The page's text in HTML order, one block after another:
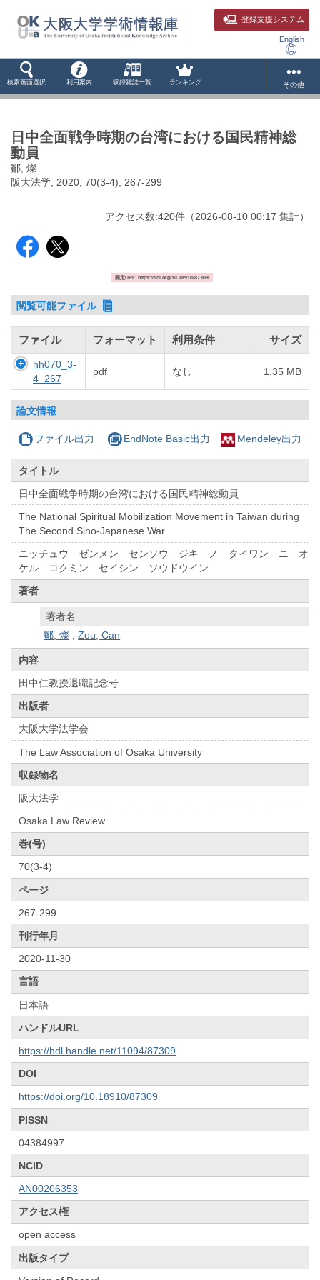
登録支援システム
English
検索画面選択 利用案内 収録雑誌一覧 ランキング その他
日中全面戦争時期の台湾における国民精神総
動員
鄒, 燦
阪大法学, 2020, 70(3-4), 267-299
アクセス数:420件 （2026-08-10 00:17 集計）
固定URL: https://doi.org/10.18910/87309
閲覧可能ファイル
ファイル フォーマット 利用条件 サイズ
hh070_3-
4_267
pdf なし 1.35 MB
論文情報
ファイル出力 EndNote Basic出力 Mendeley出力
タイトル
日中全面戦争時期の台湾における国民精神総動員
The National Spiritual Mobilization Movement in Taiwan during
The Second Sino-Japanese War
ニッチュウ ゼンメン センソウ ジキ ノ タイワン ニ オ
ケル コクミン セイシン ソウドウイン
著者
著者名
鄒, 燦 ;Zou, Can
内容
田中仁教授退職記念号
出版者
大阪大学法学会
The Law Association of Osaka University
収録物名
阪大法学
Osaka Law Review
巻(号)
70(3-4)
ページ
267-299
刊行年月
2020-11-30
言語
日本語
ハンドルURL
https://hdl.handle.net/11094/87309
DOI
https://doi.org/10.18910/87309
PISSN
04384997
NCID
AN00206353
アクセス権
open access
出版タイプ